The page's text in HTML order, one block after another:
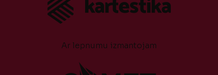
Ar lepnumu izmantojam